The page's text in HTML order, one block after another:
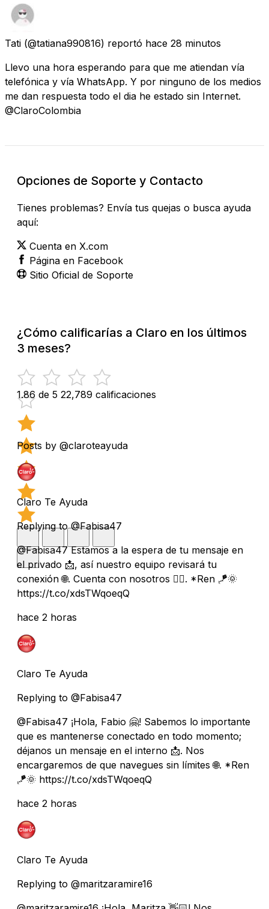
Tati (@tatiana990816) reportó hace 28 minutos
Llevo una hora esperando para que me atiendan vía
telefónica y vía WhatsApp. Y por ninguno de los medios
me dan respuesta todo el dia he estado sin Internet.
@ClaroColombia
Opciones de Soporte y Contacto
Tienes problemas? Envía tus quejas o busca ayuda
aquí:
Cuenta en X.com
Página en Facebook
Sitio Oficial de Soporte
¿Cómo calificarías a Claro en los últimos
3 meses?
1.86 de 5 22,789 calificaciones
Posts by @claroteayuda
Claro Te Ayuda
Replying to @Fabisa47
@Fabisa47 Estamos a la espera de tu mensaje en
el privado 📩, así nuestro equipo revisará tu
conexión 🌐. Cuenta con nosotros 👌🏻. *Ren 🪁🌞
https://t.co/xdsTWqoeqQ
hace 2 horas
Claro Te Ayuda
Replying to @Fabisa47
@Fabisa47 ¡Hola, Fabio 🤗! Sabemos lo importante
que es mantenerse conectado en todo momento;
déjanos un mensaje en el interno 📩. Nos
encargaremos de que navegues sin límites 🌐. *Ren
🪁🌞 https://t.co/xdsTWqoeqQ
hace 2 horas
Claro Te Ayuda
Replying to @maritzaramire16